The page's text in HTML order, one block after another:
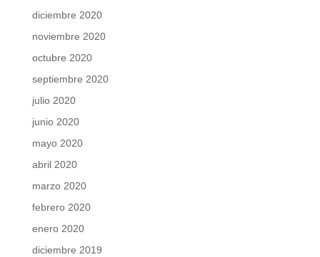
diciembre 2020
noviembre 2020
octubre 2020
septiembre 2020
julio 2020
junio 2020
mayo 2020
abril 2020
marzo 2020
febrero 2020
enero 2020
diciembre 2019